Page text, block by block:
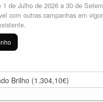
1 de Julho de 2026 a 30 de
com outras campanhas em
Brilho (1.304,10€)